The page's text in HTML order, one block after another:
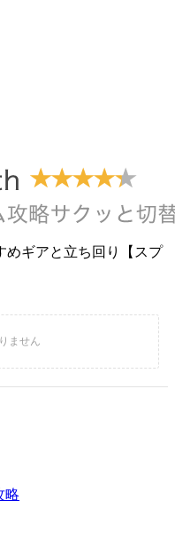
めギアと立ち回り【スプ
略